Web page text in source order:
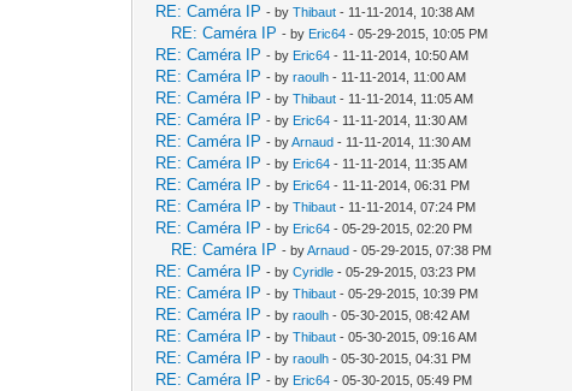
RE: Caméra IP - byThibaut - 11-11-2014, 10:38 AM
RE: Caméra IP - by Eric64 - 05-29-2015, 10:05 PM
RE: Caméra IP - by Eric64 - 11-11-2014, 10:50 AM
RE: Caméra IP - byraoulh - 11-11-2014, 11:00 AM
RE: Caméra IP - byThibaut - 11-11-2014, 11:05 AM
RE: Caméra IP - by Eric64 - 11-11-2014, 11:30 AM
RE: Caméra IP - byArnaud - 11-11-2014, 11:30 AM
RE: Caméra IP - by Eric64 - 11-11-2014, 11:35 AM
RE: Caméra IP - by Eric64 - 11-11-2014, 06:31 PM
RE: Caméra IP - byThibaut - 11-11-2014, 07:24 PM
RE: Caméra IP - by Eric64 - 05-29-2015, 02:20 PM
RE: Caméra IP - byArnaud - 05-29-2015, 07:38 PM
RE: Caméra IP - byCyridle - 05-29-2015, 03:23 PM
RE: Caméra IP - byThibaut - 05-29-2015, 10:39 PM
RE: Caméra IP - byraoulh - 05-30-2015, 08:42 AM
RE: Caméra IP - byThibaut - 05-30-2015, 09:16 AM
RE: Caméra IP - byraoulh - 05-30-2015, 04:31 PM
RE: Caméra IP - by Eric64 - 05-30-2015, 05:49 PM